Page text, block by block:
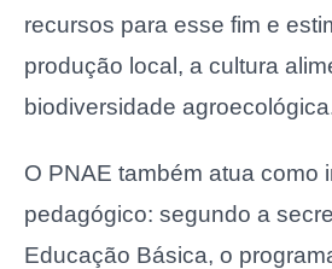
recursos para esse fim e
produção local, a cultura
biodiversidade
O PNAE também atua como
pedagógico: segundo a
Educação Básica, o